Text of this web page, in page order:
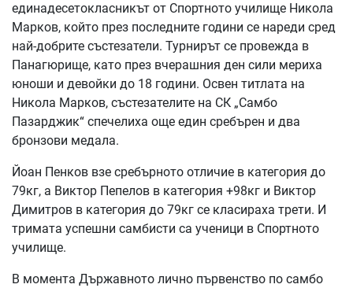
единадесетокласникът от Спортното училище Никола
Марков, който през последните години се нареди сред
най-добрите състезатели. Турнирът се провежда в
Панагюрище, като през вчерашния ден сили мериха
юноши и девойки до 18 години. Освен титлата на
Никола Марков, състезателите на СК „Самбо
Пазарджик“ спечелиха още един сребърен и два
бронзови медала.
Йоан Пенков взе сребърното отличие в категория до
79кг, а Виктор Пепелов в категория +98кг и Виктор
Димитров в категория до 79кг се класираха трети. И
тримата успешни самбисти са ученици в Спортното
училище.
В момента Държавното лично първенство по самбо